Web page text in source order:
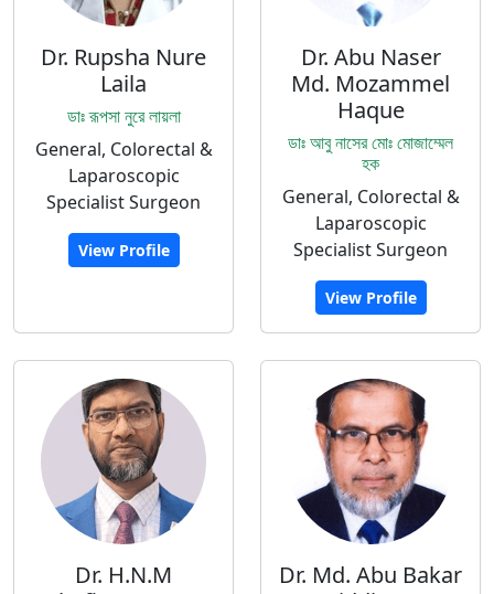
Dr. Rupsha Nure
Laila
ডাঃ রূপসা নুরে লায়লা
General, Colorectal &
Laparoscopic
Specialist Surgeon
View Profile
Dr. Abu Naser
Md. Mozammel
Haque
ডাঃ আবু নাসের মোঃ মোজাম্মেল
হক
General, Colorectal &
Laparoscopic
Specialist Surgeon
View Profile
Dr. H.N.M
Dr. Md. Abu Bakar